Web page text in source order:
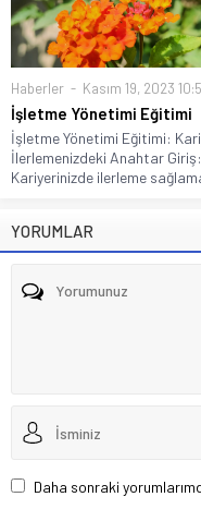
Haberler Kasım 19, 2023
İşletme Yönetimi Eğitimi
İşletme Yönetimi Eğitimi:
İlerlemenizdeki Anahtar Giriş:
Kariyerinizde ilerleme
YORUMLAR
Daha sonraki